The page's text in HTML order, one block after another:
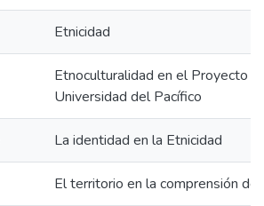
Etnicidad
Etnoculturalidad en el Proyecto
Universidad del Pacífico
La identidad en la Etnicidad
El territorio en la comprensión de